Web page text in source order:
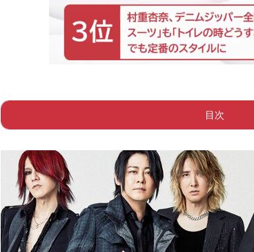
目次
Page 1 ー 開催直前の“ルール変更”
Page 2 ー ワンオクTaka、HYDEにも“方向